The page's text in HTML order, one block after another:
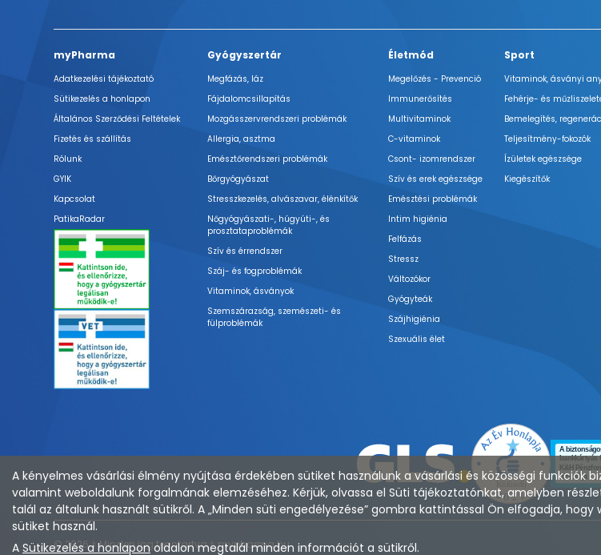
myPharma
Adatkezelési tájékoztató
Sütikezelés a honlapon
Általános Szerződési Feltételek
Fizetés és szállítás
Rólunk
GYIK
Kapcsolat
PatikaRadar
Gyógyszertár
Megfázás, láz
Fájdalomcsillapítás
Mozgásszervrendszeri problémák
Allergia, asztma
Emésztőrendszeri problémák
Bőrgyógyászat
Stresszkezelés, alvászavar, élénkítők
Nőgyógyászati-, húgyúti-, és
prosztataproblémák
Szív és érrendszer
Száj- és fogproblémák
Vitaminok, ásványok
Szemszárazság, szemészeti- és
fülproblémák
Életmód
Megelőzés - Prevenció
Immunerősítés
Multivitaminok
C-vitaminok
Csont- izomrendszer
Szív és erek egészsége
Emésztési problémák
Intim higiénia
Felfázás
Stressz
Változókor
Gyógyteák
Szájhigiénia
Szexuális élet
Sport
Vitaminok, ásványi
Fehérje- és
Bemelegítés,
Teljesítmény-fokozók
Ízületek egészsége
Kiegészítők
© 2026 ⚕︎ Minden jog fenntartva ⚕︎ mypharma.hu
A kényelmes vásárlási élmény nyújtása érdekében sütiket használunk a vásárlási és közösségi funkciók
valamint weboldalunk forgalmának elemzéséhez. Kérjük, olvassa el Süti tájékoztatónkat, amelyben
talál az általunk használt sütikről. A „Minden süti engedélyezése” gombra kattintással Ön elfogadja, hogy
sütiket használ.
A Sütikezelés a honlaponoldalon megtalál minden információt a sütikről.